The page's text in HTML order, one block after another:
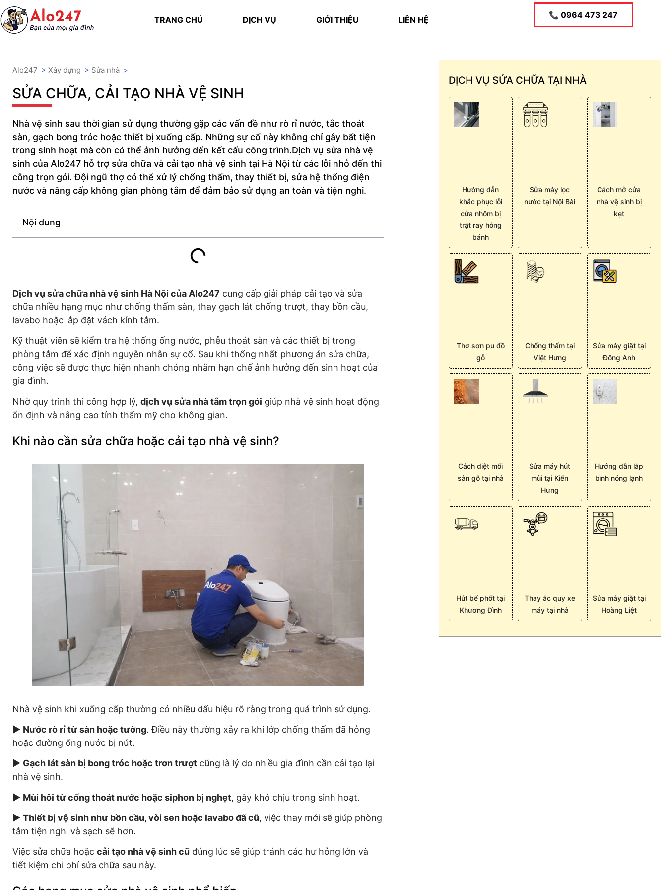
TRANG CHỦ DỊCH VỤ GIỚI THIỆU LIÊN HỆ 📞 0964 473 247
Alo247 > Xây dựng > Sửa nhà >
SỬA CHỮA, CẢI TẠO NHÀ VỆ SINH
Nhà vệ sinh sau thời gian sử dụng thường gặp các vấn đề như rò rỉ nước, tắc thoát
sàn, gạch bong tróc hoặc thiết bị xuống cấp. Những sự cố này không chỉ gây bất tiện
trong sinh hoạt mà còn có thể ảnh hưởng đến kết cấu công trình.Dịch vụ sửa nhà vệ
sinh của Alo247 hỗ trợ sửa chữa và cải tạo nhà vệ sinh tại Hà Nội từ các lỗi nhỏ đến thi
công trọn gói. Đội ngũ thợ có thể xử lý chống thấm, thay thiết bị, sửa hệ thống điện
nước và nâng cấp không gian phòng tắm để đảm bảo sử dụng an toàn và tiện nghi.
Nội dung
Dịch vụ sửa chữa nhà vệ sinh Hà Nội của Alo247 cung cấp giải pháp cải tạo và sửa
chữa nhiều hạng mục như chống thấm sàn, thay gạch lát chống trượt, thay bồn cầu,
lavabo hoặc lắp đặt vách kính tắm.
Kỹ thuật viên sẽ kiểm tra hệ thống ống nước, phễu thoát sàn và các thiết bị trong
phòng tắm để xác định nguyên nhân sự cố. Sau khi thống nhất phương án sửa chữa,
công việc sẽ được thực hiện nhanh chóng nhằm hạn chế ảnh hưởng đến sinh hoạt của
gia đình.
Nhờ quy trình thi công hợp lý, dịch vụ sửa nhà tắm trọn gói giúp nhà vệ sinh hoạt động
ổn định và nâng cao tính thẩm mỹ cho không gian.
Khi nào cần sửa chữa hoặc cải tạo nhà vệ sinh?
Nhà vệ sinh khi xuống cấp thường có nhiều dấu hiệu rõ ràng trong quá trình sử dụng.
▶️ Nước rò rỉ từ sàn hoặc tường. Điều này thường xảy ra khi lớp chống thấm đã hỏng
hoặc đường ống nước bị nứt.
▶️ Gạch lát sàn bị bong tróc hoặc trơn trượt cũng là lý do nhiều gia đình cần cải tạo lại
nhà vệ sinh.
▶️ Mùi hôi từ cống thoát nước hoặc siphon bị nghẹt, gây khó chịu trong sinh hoạt.
▶️ Thiết bị vệ sinh như bồn cầu, vòi sen hoặc lavabo đã cũ, việc thay mới sẽ giúp phòng
tắm tiện nghi và sạch sẽ hơn.
Việc sửa chữa hoặc cải tạo nhà vệ sinh cũ đúng lúc sẽ giúp tránh các hư hỏng lớn và
tiết kiệm chi phí sửa chữa sau này.
DỊCH VỤ SỬA CHỮA TẠI NHÀ
Hướng dẫn
khắc phục lỗi
cửa nhôm bị
trật ray hỏng
bánh
Sửa máy lọc
nước tại Nội Bài
Cách mở cửa
nhà vệ sinh bị
kẹt
Thợ sơn pu đồ
gỗ
Chống thấm tại
Việt Hưng
Sửa máy giặt tại
Đông Anh
Cách diệt mối
sàn gỗ tại nhà
Sửa máy hút
mùi tại Kiến
Hưng
Hướng dẫn lắp
bình nóng lạnh
Hút bể phốt tại
Khương Đình
Thay ắc quy xe
máy tại nhà
Sửa máy giặt tại
Hoàng Liệt